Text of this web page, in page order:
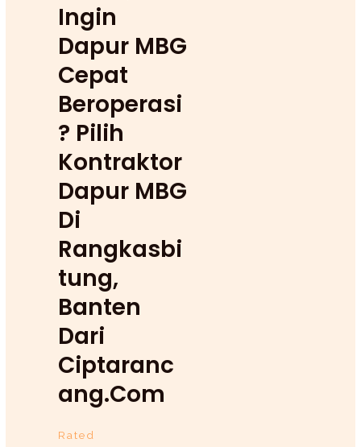
Ingin
Dapur MBG
Cepat
Beroperasi
? Pilih
Kontraktor
Dapur MBG
Di
Rangkasbi
Tung,
Banten
Dari
Ciptaranc
Ang.com
Rated
Rp1.500.000.